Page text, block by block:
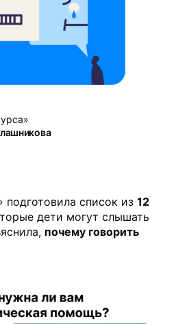
подготовила список из12
дети могут слышать
почему говорить